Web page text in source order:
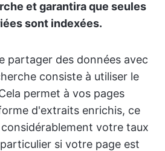
et garantira que seules
sont indexées.
partager des données avec
consiste à utiliser le
permet à vos pages
d'extraits enrichis, ce
votre taux
si votre page est